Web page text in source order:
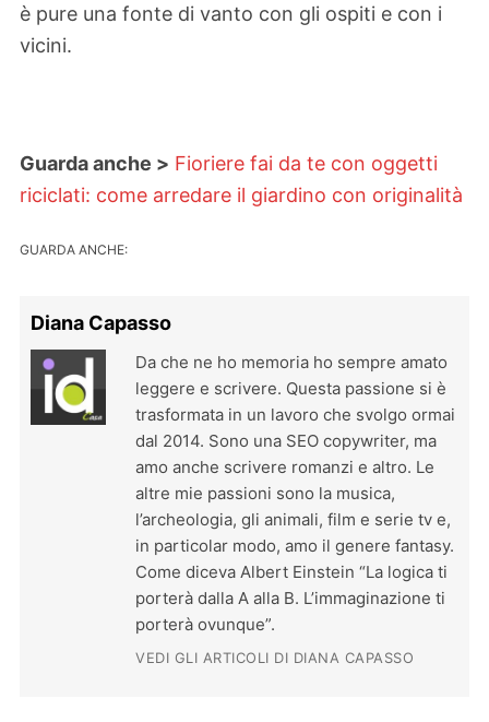
è pure una fonte di vanto con gli ospiti e con i
vicini.
Guarda anche > Fioriere fai da te con oggetti
riciclati: come arredare il giardino con originalità
GUARDA ANCHE:
Diana Capasso
Da che ne ho memoria ho sempre amato
leggere e scrivere. Questa passione si è
trasformata in un lavoro che svolgo ormai
dal 2014. Sono una SEO copywriter, ma
amo anche scrivere romanzi e altro. Le
altre mie passioni sono la musica,
l’archeologia, gli animali, film e serie tv e,
in particolar modo, amo il genere fantasy.
Come diceva Albert Einstein “La logica ti
porterà dalla A alla B. L’immaginazione ti
porterà ovunque”.
VEDI GLI ARTICOLI DI DIANA CAPASSO